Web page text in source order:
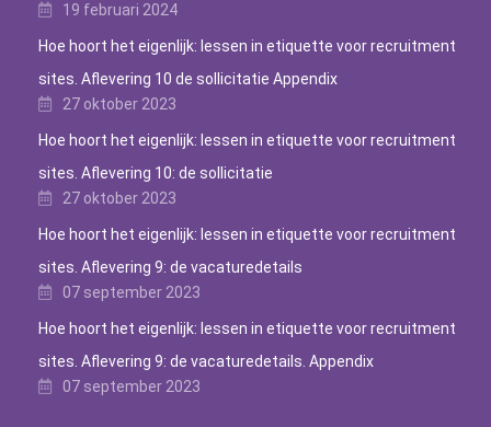
19 februari 2024
Hoe hoort het eigenlijk: lessen in etiquette voor recruitment
sites. Aflevering 10 de sollicitatie Appendix
27 oktober 2023
Hoe hoort het eigenlijk: lessen in etiquette voor recruitment
sites. Aflevering 10: de sollicitatie
27 oktober 2023
Hoe hoort het eigenlijk: lessen in etiquette voor recruitment
sites. Aflevering 9: de vacaturedetails
07 september 2023
Hoe hoort het eigenlijk: lessen in etiquette voor recruitment
sites. Aflevering 9: de vacaturedetails. Appendix
07 september 2023